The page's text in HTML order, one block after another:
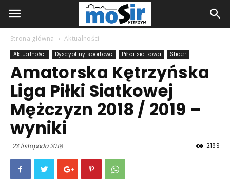
Strona główna Aktualności
Aktualności Dyscypliny sportowe Piłka siatkowa Slider
Amatorska Kętrzyńska
Liga Piłki Siatkowej
Mężczyzn 2018 / 2019 –
wyniki
23 listopada 2018 2189